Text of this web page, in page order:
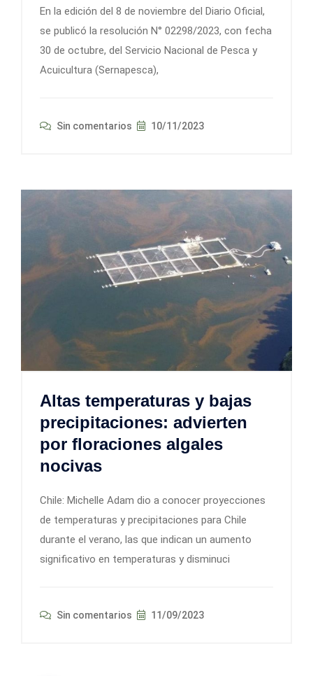
En la edición del 8 de noviembre del Diario Oficial,
se publicó la resolución N° 02298/2023, con fecha
30 de octubre, del Servicio Nacional de Pesca y
Acuicultura (Sernapesca),
Sin comentarios 10/11/2023
Altas temperaturas y bajas
precipitaciones: advierten
por floraciones algales
nocivas
Chile: Michelle Adam dio a conocer proyecciones
de temperaturas y precipitaciones para Chile
durante el verano, las que indican un aumento
significativo en temperaturas y disminuci
Sin comentarios 11/09/2023